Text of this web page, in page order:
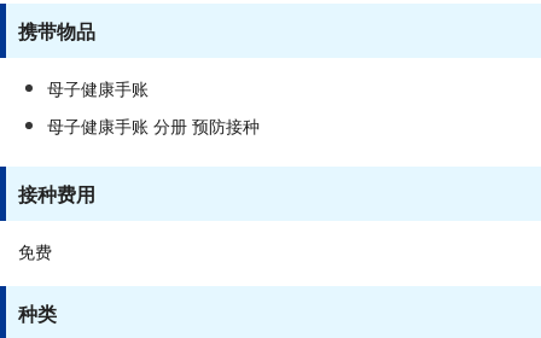
携带物品
母子健康手账
母子健康手账 分册 预防接种
接种费用
免费
种类